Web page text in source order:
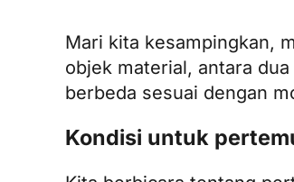
Mari kita kesampingkan,
objek material, antara
berbeda sesuai dengan
Kondisi untuk